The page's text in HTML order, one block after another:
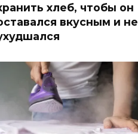
хлеб, чтобы он
вкусным и не